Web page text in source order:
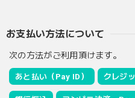
お支払い方法について
次の方法がご利用頂けます。
あと払い（Pay ID） クレジ